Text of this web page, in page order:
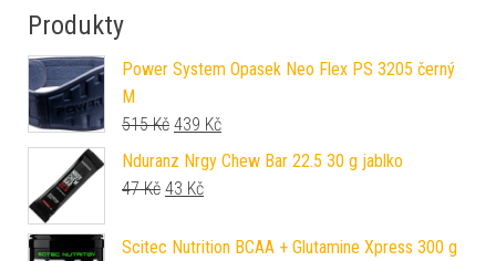
Produkty
Power System Opasek Neo Flex PS 3205 černý
M
515Kč Původní cena byla: 515 Kč.
439 KčAktuální cena je: 439 Kč.
Nduranz Nrgy Chew Bar 22.5 30 g jablko
47Kč Původní cena byla: 47 Kč.
43 KčAktuální cena je: 43 Kč.
Scitec Nutrition BCAA + Glutamine Xpress 300 g